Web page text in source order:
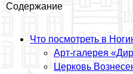
Содержание
Что посмотреть в
Арт-галерея
Церковь